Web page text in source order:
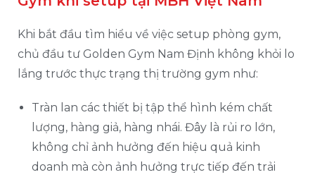
Khi bắt đầu tìm hiểu về việc setup phòng gym,
chủ đầu tư Golden Gym Nam Định không khỏi lo
lắng trước thực trạng thị trường gym như:
Tràn lan các thiết bị tập thể hình kém chất
lượng, hàng giả, hàng nhái. Đây là rủi ro lớn,
không chỉ ảnh hưởng đến hiệu quả kinh
doanh mà còn ảnh hưởng trực tiếp đến trải